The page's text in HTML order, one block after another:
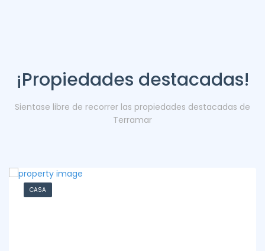
¡Propiedades destacadas!
Sientase libre de recorrer las propiedades destacadas de
Terramar
CASA